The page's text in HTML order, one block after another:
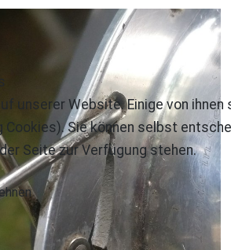
unserer Website. Einige von
Sie können selbst
Seite zur Verfügung stehen.